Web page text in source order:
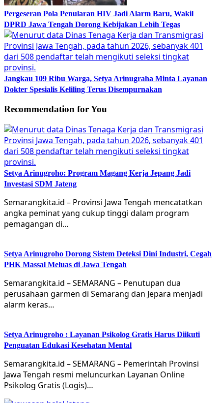
Pergeseran Pola Penularan HIV Jadi Alarm Baru, Wakil
DPRD Jawa Tengah Dorong Kebijakan Lebih Tegas
Jangkau 109 Ribu Warga, Setya Arinugraha Minta Layanan
Dokter Spesialis Keliling Terus Disempurnakan
Recommendation for You
Setya Arinugroho: Program Magang Kerja Jepang Jadi
Investasi SDM Jateng
Semarangkita.id – Provinsi Jawa Tengah mencatatkan
angka peminat yang cukup tinggi dalam program
pemagangan di…
Setya Arinugroho Dorong Sistem Deteksi Dini Industri, Cegah
PHK Massal Meluas di Jawa Tengah
Semarangkita.id – SEMARANG – Penutupan dua
perusahaan garmen di Semarang dan Jepara menjadi
alarm keras…
Setya Arinugroho : Layanan Psikolog Gratis Harus Diikuti
Penguatan Edukasi Kesehatan Mental
Semarangkita.id – SEMARANG – Pemerintah Provinsi
Jawa Tengah resmi meluncurkan Layanan Online
Psikolog Gratis (Logis)…